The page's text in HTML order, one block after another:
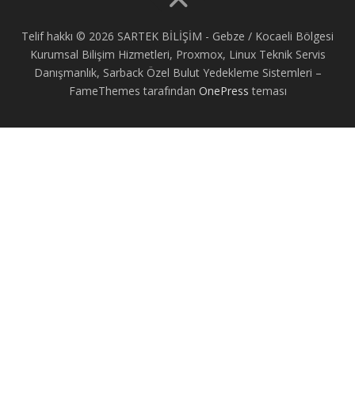
Telif hakkı © 2026 SARTEK BİLİŞİM - Gebze / Kocaeli Bölgesi
Kurumsal Bilişim Hizmetleri, Proxmox, Linux Teknik Servis
Danışmanlık, Sarback Özel Bulut Yedekleme Sistemleri –
FameThemes tarafından OnePress teması